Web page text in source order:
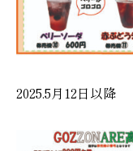
2025.5月12日以降